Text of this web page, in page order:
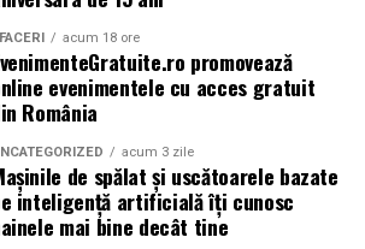
locale, in special pentru
sau clasice.
anvelopelor
masinii este analizata atent.
cum se aliniaza roata cu aripa si ce
sunt detalii care pot face
obisnuit si unul remarcabil.
acum 18 ore
promovează
evenimentele cu acces gratuit
România
acum 3 zile
de spălat și uscătoarele bazate
inteligență artificială îți cunosc
mai bine decât tine